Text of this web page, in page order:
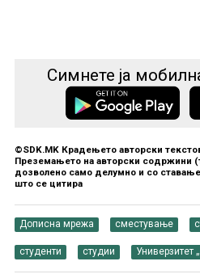
Симнете ја
©SDK.MK Крадењето авторски
Преземањето на авторски содржини
дозволено само делумно и со
што се цитира
Дописна мрежа сместување
студенти студии Универзитет